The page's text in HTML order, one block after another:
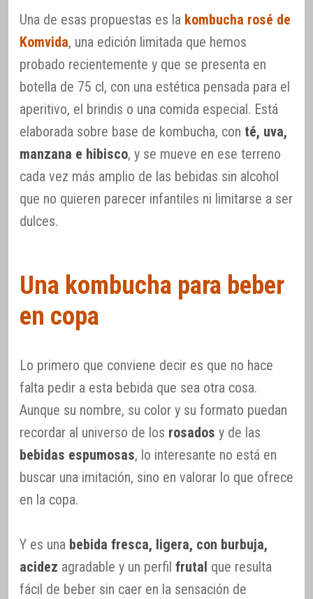
Una de esas propuestas es la kombucha rosé de
Komvida, una edición limitada que hemos
probado recientemente y que se presenta en
botella de 75 cl, con una estética pensada para el
aperitivo, el brindis o una comida especial. Está
elaborada sobre base de kombucha, con té, uva,
manzana e hibisco, y se mueve en ese terreno
cada vez más amplio de las bebidas sin alcohol
que no quieren parecer infantiles ni limitarse a ser
dulces.
Una kombucha para beber
en copa
Lo primero que conviene decir es que no hace
falta pedir a esta bebida que sea otra cosa.
Aunque su nombre, su color y su formato puedan
recordar al universo de los rosados y de las
bebidas espumosas, lo interesante no está en
buscar una imitación, sino en valorar lo que ofrece
en la copa.
Y es una bebida fresca, ligera, con burbuja,
acidez agradable y un perfil frutal que resulta
fácil de beber sin caer en la sensación de